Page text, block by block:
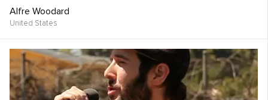
Alfre Woodard
United States